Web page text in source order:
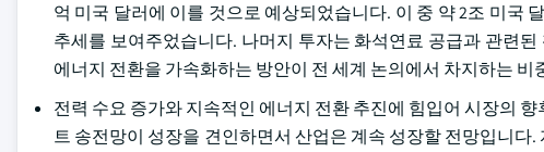
억 미국 달러에 이를 것으로 예상되었습니다. 이 중 약 2조 미국
추세를 보여주었습니다. 나머지 투자는 화석연료 공급과 관련
에너지 전환을 가속화하는 방안이 전 세계 논의에서 차지하는
전력 수요 증가와 지속적인 에너지 전환 추진에 힘입어 시장의
트 송전망이 성장을 견인하면서 산업은 계속 성장할 전망입니